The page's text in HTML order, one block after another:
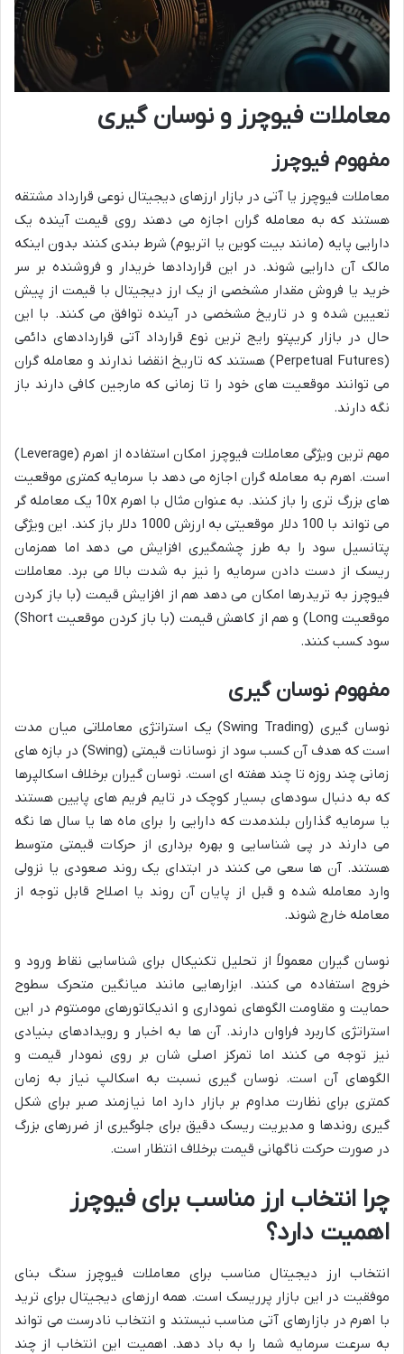
معاملات فیوچرز و نوسان گیری
مفهوم فیوچرز
معاملات فیوچرز یا آتی در بازار ارزهای دیجیتال نوعی قرارداد مشتقه
هستند که به معامله گران اجازه می دهند روی قیمت آینده یک
دارایی پایه (مانند بیت کوین یا اتریوم) شرط بندی کنند بدون اینکه
مالک آن دارایی شوند. در این قراردادها خریدار و فروشنده بر سر
خرید یا فروش مقدار مشخصی از یک ارز دیجیتال با قیمت از پیش
تعیین شده و در تاریخ مشخصی در آینده توافق می کنند. با این
حال در بازار کریپتو رایج ترین نوع قرارداد آتی قراردادهای دائمی
(Perpetual Futures) هستند که تاریخ انقضا ندارند و معامله گران
می توانند موقعیت های خود را تا زمانی که مارجین کافی دارند باز
نگه دارند.
مهم ترین ویژگی معاملات فیوچرز امکان استفاده از اهرم (Leverage)
است. اهرم به معامله گران اجازه می دهد با سرمایه کمتری موقعیت
های بزرگ تری را باز کنند. به عنوان مثال با اهرم 10x یک معامله گر
می تواند با 100 دلار موقعیتی به ارزش 1000 دلار باز کند. این ویژگی
پتانسیل سود را به طرز چشمگیری افزایش می دهد اما همزمان
ریسک از دست دادن سرمایه را نیز به شدت بالا می برد. معاملات
فیوچرز به تریدرها امکان می دهد هم از افزایش قیمت (با باز کردن
موقعیت Long) و هم از کاهش قیمت (با باز کردن موقعیت Short)
سود کسب کنند.
مفهوم نوسان گیری
نوسان گیری (Swing Trading) یک استراتژی معاملاتی میان مدت
است که هدف آن کسب سود از نوسانات قیمتی (Swing) در بازه های
زمانی چند روزه تا چند هفته ای است. نوسان گیران برخلاف اسکالپرها
که به دنبال سودهای بسیار کوچک در تایم فریم های پایین هستند
یا سرمایه گذاران بلندمدت که دارایی را برای ماه ها یا سال ها نگه
می دارند در پی شناسایی و بهره برداری از حرکات قیمتی متوسط
هستند. آن ها سعی می کنند در ابتدای یک روند صعودی یا نزولی
وارد معامله شده و قبل از پایان آن روند یا اصلاح قابل توجه از
معامله خارج شوند.
نوسان گیران معمولاً از تحلیل تکنیکال برای شناسایی نقاط ورود و
خروج استفاده می کنند. ابزارهایی مانند میانگین متحرک سطوح
حمایت و مقاومت الگوهای نموداری و اندیکاتورهای مومنتوم در این
استراتژی کاربرد فراوان دارند. آن ها به اخبار و رویدادهای بنیادی
نیز توجه می کنند اما تمرکز اصلی شان بر روی نمودار قیمت و
الگوهای آن است. نوسان گیری نسبت به اسکالپ نیاز به زمان
کمتری برای نظارت مداوم بر بازار دارد اما نیازمند صبر برای شکل
گیری روندها و مدیریت ریسک دقیق برای جلوگیری از ضررهای بزرگ
در صورت حرکت ناگهانی قیمت برخلاف انتظار است.
چرا انتخاب ارز مناسب برای فیوچرز
اهمیت دارد؟
انتخاب ارز دیجیتال مناسب برای معاملات فیوچرز سنگ بنای
موفقیت در این بازار پرریسک است. همه ارزهای دیجیتال برای ترید
با اهرم در بازارهای آتی مناسب نیستند و انتخاب نادرست می تواند
به سرعت سرمایه شما را به باد دهد. اهمیت این انتخاب از چند